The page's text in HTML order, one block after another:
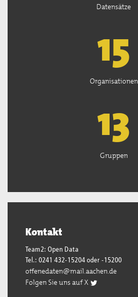
Datensätze
15
Organisationen
13
Gruppen
Kontakt
Team2: Open Data
Tel.: 0241 432-15204 oder -15200
offenedaten@mail.aachen.de
Folgen Sie uns auf X